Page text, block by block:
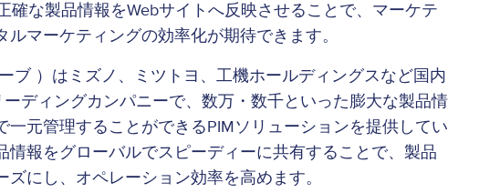
な製品情報をWebサイトへ反映させることで、マーケテ
マーケティングの効率化が期待できます。
ブ ）はミズノ、ミツトヨ、工機ホールディングスなど国内
ディングカンパニーで、数万・数千といった膨大な製品情
元管理することができるPIMソリューションを提供してい
報をグローバルでスピーディーに共有することで、製品
にし、オペレーション効率を高めます。